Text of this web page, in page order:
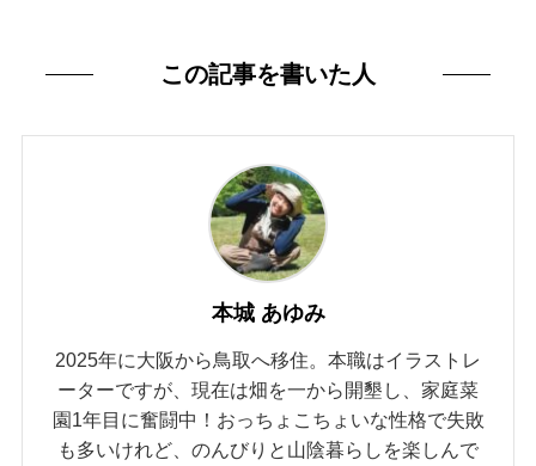
この記事を書いた人
本城 あゆみ
2025年に大阪から鳥取へ移住。本職はイラストレ
ーターですが、現在は畑を一から開墾し、家庭菜
園1年目に奮闘中！おっちょこちょいな性格で失敗
も多いけれど、のんびりと山陰暮らしを楽しんで